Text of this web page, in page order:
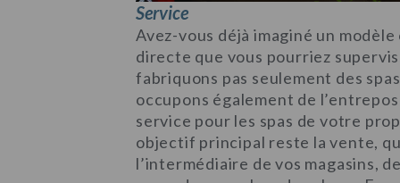
Service
Avez-vous déjà imaginé un
directe que vous pourriez
fabriquons pas seulement des
occupons également de
service pour les spas de votre
objectif principal reste la vente,
l’intermédiaire de vos magasins,